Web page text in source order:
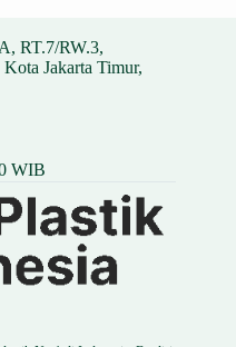
RT.7/RW.3,
Jakarta Timur,
WIB